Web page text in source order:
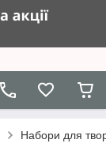
Набори для